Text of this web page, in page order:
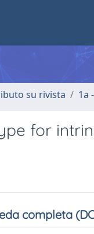
su rivista 1a
for
completa